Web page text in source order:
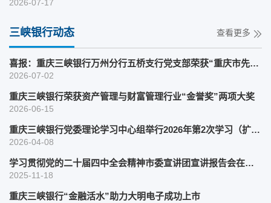
2026-07-17
三峡银行动态 查看更多
喜报：重庆三峡银行万州分行五桥支行党支部荣获“重庆市先进基层党组织”称...
2026-07-02
重庆三峡银行荣获资产管理与财富管理行业“金誉奖”两项大奖
2026-06-15
重庆三峡银行党委理论学习中心组举行2026年第2次学习（扩大）会暨树立和践行...
2026-04-08
学习贯彻党的二十届四中全会精神市委宣讲团宣讲报告会在重庆三峡银行举行
2025-11-18
重庆三峡银行“金融活水”助力大明电子成功上市